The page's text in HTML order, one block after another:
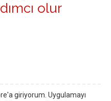
olur
giriyorum. Uygulamayı